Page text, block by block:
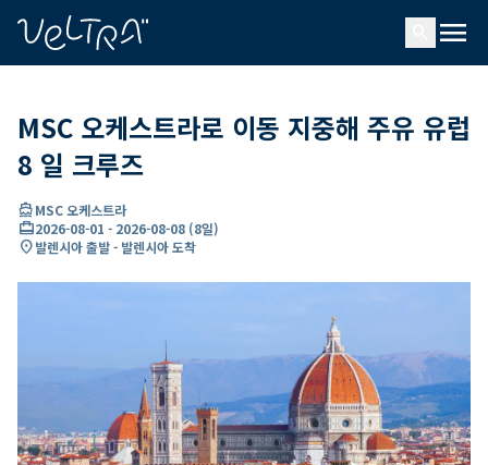
menu
MSC 오케스트라로 이동 지중해 주유 유럽
8 일 크루즈
directions_boatMSC 오케스트라
card_travel2026-08-01 - 2026-08-08 (8일)
location_on발렌시아 출발 - 발렌시아 도착